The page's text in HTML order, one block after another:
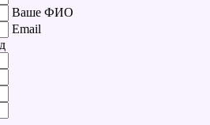
Ваше ФИО
Email